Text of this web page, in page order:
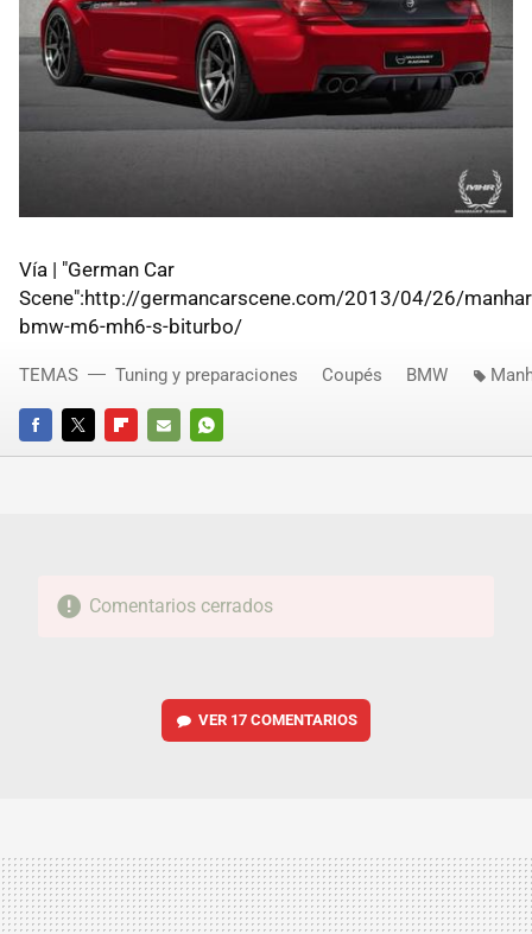
Vía | "German Car
Scene":http://germancarscene.com/2013/04/26/
bmw-m6-mh6-s-biturbo/
FACEBOOKTWITTERFLIPBOARD
E-
WHATSAPP
TEMAS Tuning y preparaciones Coupés BMW
Comentarios cerrados
VER 17 COMENTARIOS